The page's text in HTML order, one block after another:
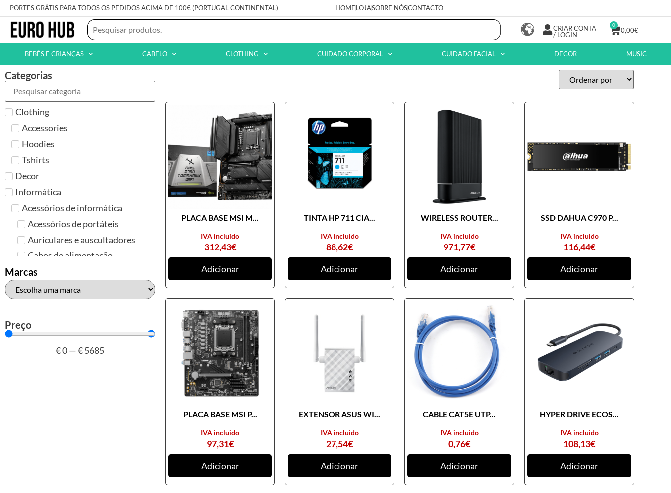
PORTES GRÁTIS PARA TODOS OS PEDIDOS ACIMA DE 100€ (PORTUGAL CONTINENTAL) HOMELOJASOBRE NÓSCONTACTO
CRIAR CONTA
/ LOGIN
0,00€
0
BEBÉS E CRIANÇAS CABELO CLOTHING CUIDADO CORPORAL CUIDADO FACIAL DECOR MUSIC
Categorias
Clothing
Accessories
Hoodies
Tshirts
Decor
Informática
Acessórios de informática
Acessórios de portáteis
Auriculares e auscultadores
Cabos de alimentação
Colunas de Som
Hubs
Leitores de cartões
Malas, mochilas e bolsas
Marcas
Marcas
Preço
€0—€5685
PLACA BASE MSI M...
312,43€
IVA incluido
Adicionar
TINTA HP 711 CIA...
88,62€
IVA incluido
Adicionar
WIRELESS ROUTER...
971,77€
IVA incluido
Adicionar
SSD DAHUA C970 P...
116,44€
IVA incluido
Adicionar
PLACA BASE MSI P...
97,31€
IVA incluido
Adicionar
EXTENSOR ASUS WI...
27,54€
IVA incluido
Adicionar
CABLE CAT5E UTP...
0,76€
IVA incluido
Adicionar
HYPER DRIVE ECOS...
108,13€
IVA incluido
Adicionar